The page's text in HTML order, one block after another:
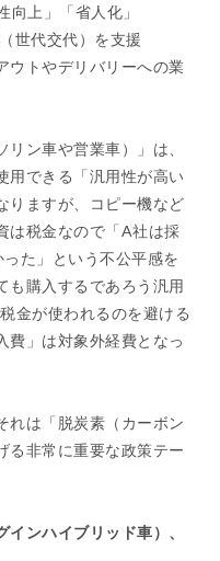
上」「省人化」
世代交代）を支援
ウトやデリバリーへの業
ン車や営業車）」は、
用できる「汎用性が高い
りますが、コピー機など
は税金なので「A社は採
た」という不公平感を
も購入するであろう汎用
金が使われるのを避ける
費」は対象外経費となっ
れは「脱炭素（カーボン
る非常に重要な政策テー
ンハイブリッド車）、